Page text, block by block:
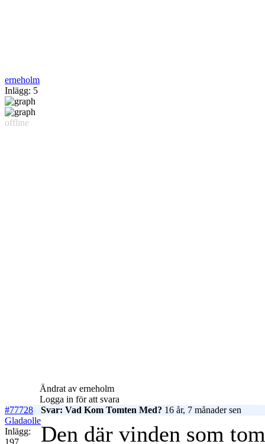
erneholm
Inlägg: 5
offline
Ändrat av erneholm
Logga in för att svara
#77728
Svar: Vad Kom Tomten Med? 16 år, 7 månader sen
Gladaolle
Inlägg:
Den där vinden som